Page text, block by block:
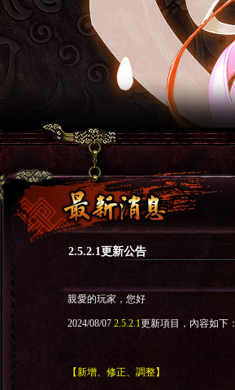
2.5.2.1更新公告
親愛的玩家，您好
2024/08/07 2.5.2.1更新項目，內容如下：
【新增、修正、調整】